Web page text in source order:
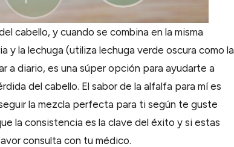
cabello, y cuando se combina en la misma
y la lechuga (utiliza lechuga verde oscura como la
a diario, es una súper opción para ayudarte a
del cabello. El sabor de la alfalfa para mí es
la mezcla perfecta para ti según te guste
la consistencia es la clave del éxito y si estas
consulta con tu médico.